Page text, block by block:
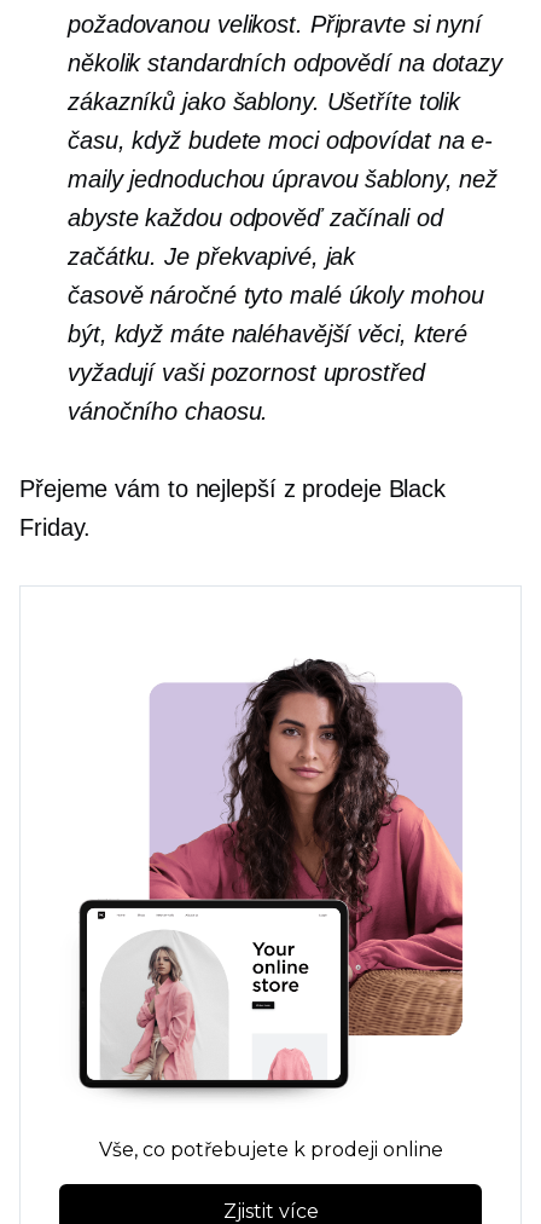
požadovanou velikost. Připravte si nyní
několik standardních odpovědí na dotazy
zákazníků jako šablony. Ušetříte tolik
času, když budete moci odpovídat na e-
maily jednoduchou úpravou šablony, než
abyste každou odpověď začínali od
začátku. Je překvapivé, jak
časově náročnétyto malé úkoly mohou
být, když máte naléhavější věci, které
vyžadují vaši pozornost uprostřed
vánočního chaosu.
Přejeme vám to nejlepší z prodeje Black
Friday.
Vše, co potřebujete k prodeji online
Zjistit více